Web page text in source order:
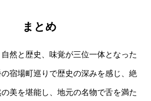
まとめ
然と歴史、味覚が三位一体となった
宿場町巡りで歴史の深みを感じ、絶
美を堪能し、地元の名物で舌を満た